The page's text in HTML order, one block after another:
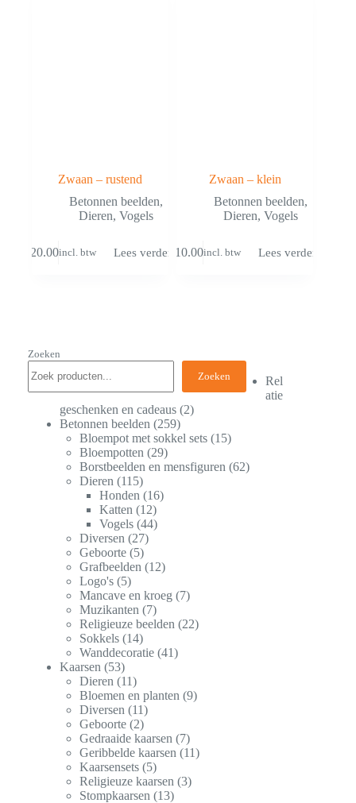
Zwaan – rustend
Betonnen beelden,
Dieren,Vogels
20.00incl. btw Lees verder
Zwaan – klein
Betonnen beelden,
Dieren,Vogels
€ 10.00incl. btw Lees verder
Zoeken
Zoeken
Rel
atie
geschenken en cadeaus 2
Betonnen beelden
259
Bloempot met sokkel sets 15
Bloempotten
29
Borstbeelden en mensfiguren 62
Dieren
115
Honden
16
Katten
12
Vogels 44
Diversen
27
Geboorte 5
Grafbeelden
12
Logo's 5
Mancave en kroeg
7
Muzikanten
7
Religieuze beelden
22
Sokkels 14
Wanddecoratie 41
Kaarsen
53
Dieren
11
Bloemen en planten 9
Diversen
11
Geboorte 2
Gedraaide kaarsen
7
Geribbelde kaarsen
11
Kaarsensets 5
Religieuze kaarsen 3
Stompkaarsen
13